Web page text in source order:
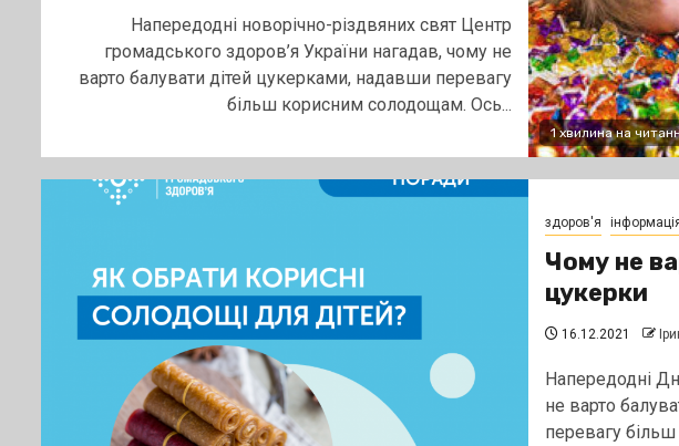
1 хвилина на
Напередодні новорічно-різдвяних свят Центр
громадського здоров’я України нагадав, чому не
варто балувати дітей цукерками, надавши перевагу
більш корисним солодощам. Ось...
здоров'я
Чому не
цукерки
16.12.2021
Напередодні
не варто
перевагу